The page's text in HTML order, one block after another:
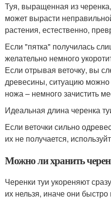
Туя, выращенная из
может вырасти
растения, естественно,
Если "пятка" получилась
желательно немного
Если отрывая веточку, вы
древесины, ситуацию
ножа – немного зачистить
Идеальная длина черенка
Если веточки сильно
их не получается,
Можно ли хранить
Черенки туи укореняют
их нельзя, иначе они